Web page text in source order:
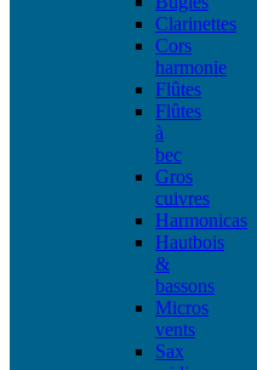
Clarinettes
Cors
harmonie
Flûtes
Flûtes
à
bec
Gros
cuivres
Harmonicas
Hautbois
&
bassons
Micros
vents
Sax